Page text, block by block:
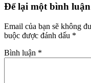
Để lại một bình luận
Email của bạn sẽ không
buộc được đánh dấu *
Bình luận *